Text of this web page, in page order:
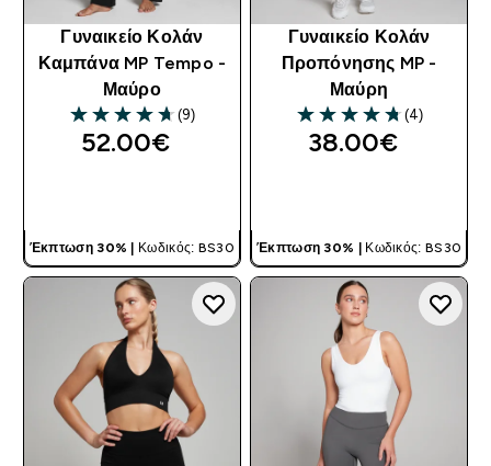
Γυναικείο Κολάν
Καμπάνα MP Tempo -
Μαύρο
4.67 out of 5 stars
(9)
52.00€‎
Έκπτωση 30% | Κωδικός: BS30
Γυναικείο Κολάν
Προπόνησης MP -
Μαύρη
4.75 out of 5 stars
(4)
38.00€‎
Έκπτωση 30% | Κωδικός: BS30